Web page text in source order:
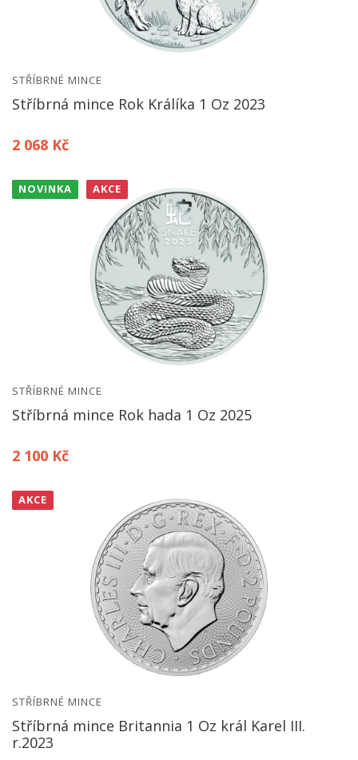
STŘÍBRNÉ MINCE
Stříbrná mince Rok Králíka 1 Oz 2023
2 068 Kč
NOVINKA AKCE
STŘÍBRNÉ MINCE
Stříbrná mince Rok hada 1 Oz 2025
2 100 Kč
AKCE
STŘÍBRNÉ MINCE
Stříbrná mince Britannia 1 Oz král Karel III.
r.2023